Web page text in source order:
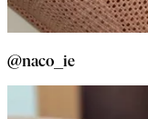
@naco_ie